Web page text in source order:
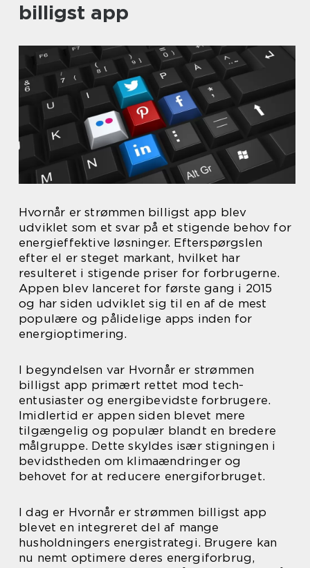
billigst app
Hvornår er strømmen billigst app blev
udviklet som et svar på et stigende behov for
energieffektive løsninger. Efterspørgslen
efter el er steget markant, hvilket har
resulteret i stigende priser for forbrugerne.
Appen blev lanceret for første gang i 2015
og har siden udviklet sig til en af de mest
populære og pålidelige apps inden for
energioptimering.
I begyndelsen var Hvornår er strømmen
billigst app primært rettet mod tech-
entusiaster og energibevidste forbrugere.
Imidlertid er appen siden blevet mere
tilgængelig og populær blandt en bredere
målgruppe. Dette skyldes især stigningen i
bevidstheden om klimaændringer og
behovet for at reducere energiforbruget.
I dag er Hvornår er strømmen billigst app
blevet en integreret del af mange
husholdningers energistrategi. Brugere kan
nu nemt optimere deres energiforbrug,